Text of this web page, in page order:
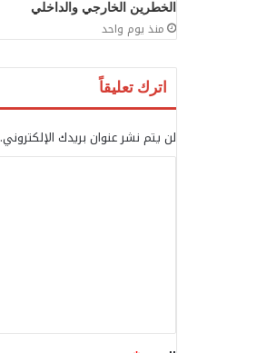
الخطرين الخارجي والداخلي
منذ يوم واحد
اترك تعليقاً
لن يتم نشر عنوان بريدك الإلكتروني.
ق